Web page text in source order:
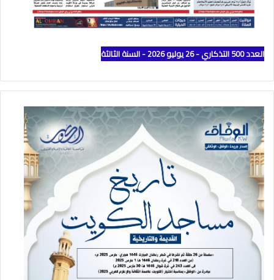
العدد 500 التذكاري - 26 يوليو 2026 - السنة الثالثة